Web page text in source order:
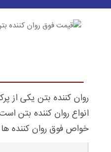
روان کننده بتن یکی از
انواع روان کننده بتن
خواص فوق روان کننده ها